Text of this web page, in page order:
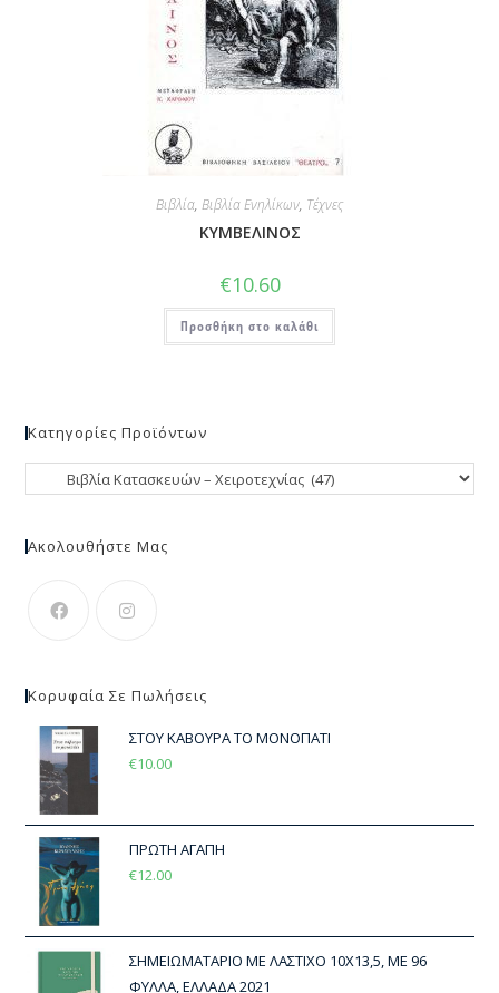
Βιβλία, Βιβλία Ενηλίκων, Τέχνες
ΚΥΜΒΕΛΙΝΟΣ
€10.60
Προσθήκη στο καλάθι
Κατηγορίες Προϊόντων
Ακολουθήστε Μας
Κορυφαία Σε Πωλήσεις
ΣΤΟΥ ΚΑΒΟΥΡΑ ΤΟ ΜΟΝΟΠΑΤΙ
€10.00
ΠΡΩΤΗ ΑΓΑΠΗ
€12.00
ΣΗΜΕΙΩΜΑΤΑΡΙΟ ΜΕ ΛΑΣΤΙΧΟ 10Χ13,5, ΜΕ 96
ΦΥΛΛΑ, ΕΛΛΑΔΑ 2021